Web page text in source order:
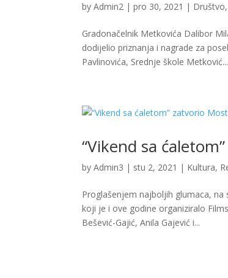
byAdmin2 |pro 30, 2021 | Društvo,
Gradonačelnik Metkovića Dalibor
dodijelio priznanja i nagrade za
Pavlinovića, Srednje škole Metković...
“Vikend sa
byAdmin3 | stu 2, 2021 | Kultura,
Proglašenjem najboljih glumaca,
koji je i ove godine organiziralo
Bešević-Gajić, Anila Gajević i...